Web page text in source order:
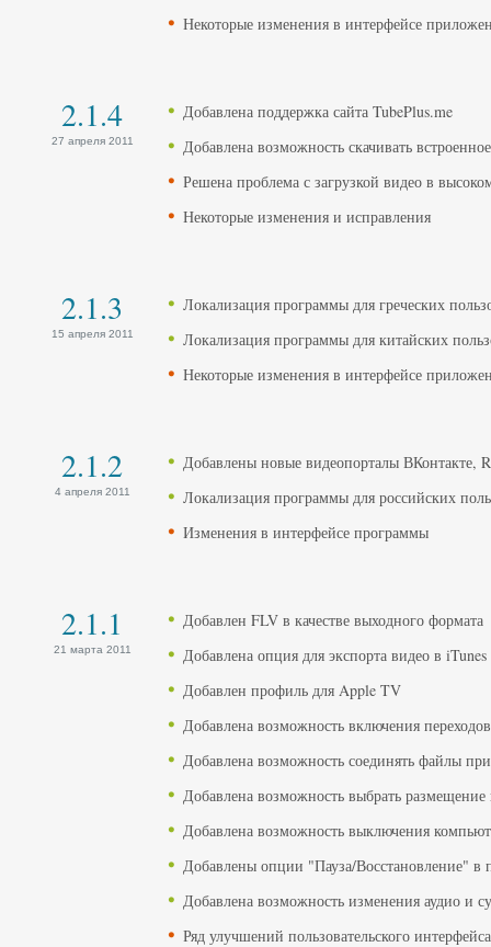
Некоторые изменения в интерфейсе
2.1.4
27 апреля 2011
Добавлена поддержка сайта TubePlus.me
Добавлена возможность скачивать
Решена проблема с загрузкой видео в
Некоторые изменения и исправления
2.1.3
15 апреля 2011
Локализация программы для греческих
Локализация программы для китайских
Некоторые изменения в интерфейсе
2.1.2
4 апреля 2011
Добавлены новые видеопорталы ВКонтакте,
Локализация программы для российских
Изменения в интерфейсе программы
2.1.1
21 марта 2011
Добавлен FLV в качестве выходного формата
Добавлена опция для экспорта видео в
Добавлен профиль для Apple TV
Добавлена возможность включения
Добавлена возможность соединять файлы
Добавлена возможность выбрать
Добавлена возможность выключения
Добавлены опции "Пауза/Восстановление" в
Добавлена возможность изменения аудио и
Ряд улучшений пользовательского интерфейса